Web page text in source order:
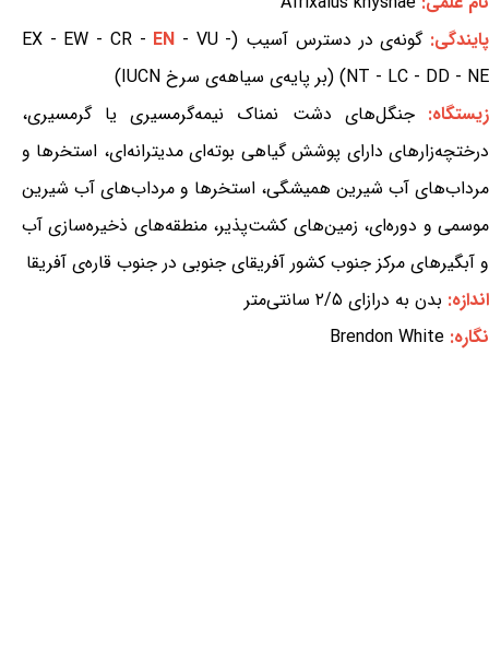
پایندگی:گونه‌ی در دسترس آسیب (EX - EW - CR - EN - VU -
NT - LC - DD - NE) (بر پایه‌ی سیاهه‌ی سرخ IUCN)
زیستگاه:جنگل‌های دشت نمناک نیمه‌گرمسیری یا گرمسیری،
درختچه‌زارهای دارای پوشش گیاهی بوته‌ای مدیترانه‌ای، استخرها و
مرداب‌های آب شیرین همیشگی، استخرها و مرداب‌های آب شیرین
موسمی و دوره‌ای، زمین‌های کشت‌پذیر، منطقه‌های ذخیره‌سازی آب
و آبگیرهای مرکز جنوب کشور آفریقای جنوبی در جنوب قاره‌ی آفریقا
اندازه: بدن به درازای ۲/۵ سانتی‌متر
نگاره: Brendon White